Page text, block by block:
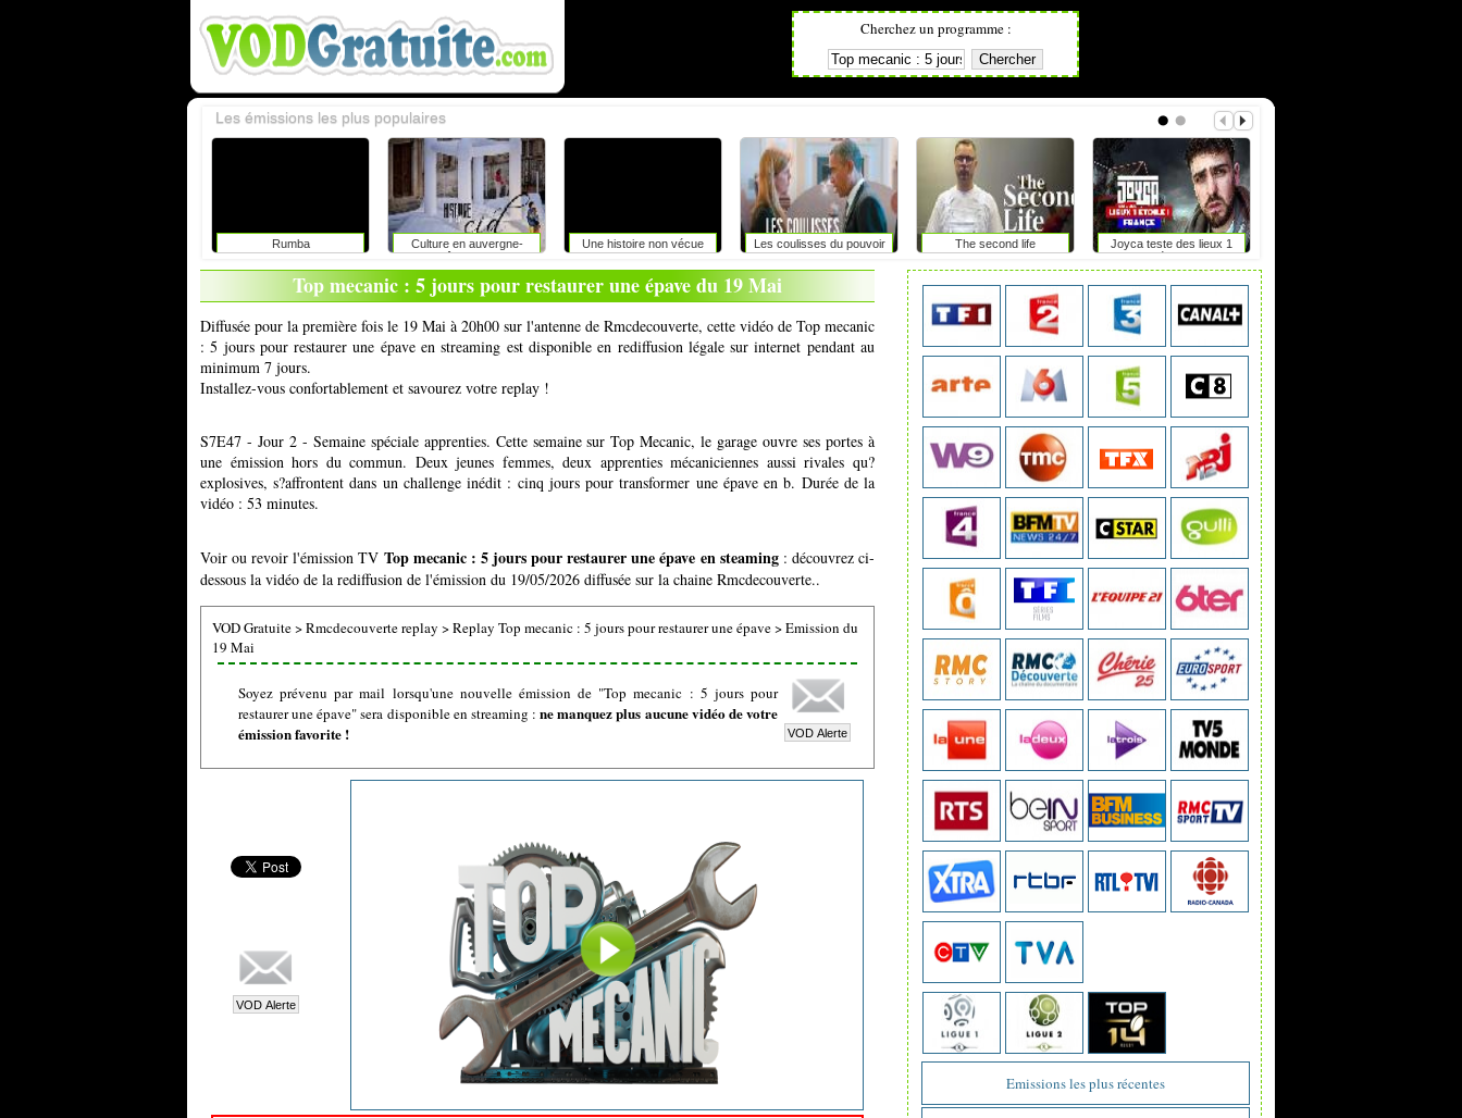
Cherchez un programme :
Rumba
Culture en auvergne-
rhône-alpes
Une histoire non vécue Les coulisses du pouvoir The second life
Joyca teste des lieux 1
étoile
Les émissions les plus populaires
Emissions les plus récentes
Top mecanic : 5 jours pour restaurer une épave du 19 Mai
Diffusée pour la première fois le 19 Mai à 20h00 sur l'antenne de Rmcdecouverte, cette vidéo de Top mecanic
: 5 jours pour restaurer une épave en streaming est disponible en rediffusion légale sur internet pendant au
minimum 7 jours.
Installez-vous confortablement et savourez votre replay !
S7E47 - Jour 2 - Semaine spéciale apprenties. Cette semaine sur Top Mecanic, le garage ouvre ses portes à
une émission hors du commun. Deux jeunes femmes, deux apprenties mécaniciennes aussi rivales qu?
explosives, s?affrontent dans un challenge inédit : cinq jours pour transformer une épave en b. Durée de la
vidéo : 53 minutes.
Voir ou revoir l'émission TV Top mecanic : 5 jours pour restaurer une épave en steaming: découvrez ci-
dessous la vidéo de la rediffusion de l'émission du 19/05/2026 diffusée sur la chaine Rmcdecouverte..
VOD Gratuite>Rmcdecouverte replay >Replay Top mecanic : 5 jours pour restaurer une épave>Emission du
19 Mai
Soyez prévenu par mail lorsqu'une nouvelle émission de "Top mecanic : 5 jours pour
restaurer une épave" sera disponible en streaming :ne manquez plus aucune vidéo de votre
émission favorite !